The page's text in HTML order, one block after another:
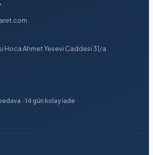
Hoca Ahmet Yesevi Caddesi 31/a
· 14 gün kolay iade